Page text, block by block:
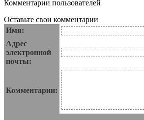
Комментарии пользователей
Оставьте свои комментарии
Имя:
Адрес
электронной
почты:
Комментарии: